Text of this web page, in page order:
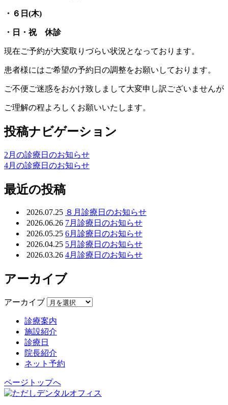
・６日(木)
・日・祝 休診
現在ご予約が大変取りづらい状況となっております。
患者様にはご希望の予約日の調整をお願いしております。
ご不便ご迷惑をおかけ致しまして大変申し訳ございませんが
ご理解の程よろしくお願いいたします。
投稿ナビゲーション
2月の診療日のお知らせ
4月の診療日のお知らせ
最近の投稿
2026.07.25 ８月診療日のお知らせ
2026.06.26 7月診療日のお知らせ
2026.05.25 6月診療日のお知らせ
2026.04.25 5月診療日のお知らせ
2026.03.26 4月診療日のお知らせ
アーカイブ
アーカイブ
診療案内
施設紹介
診療日
院長紹介
ネット予約
ページトップへ